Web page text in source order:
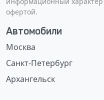
офертой.
Автомобили
Москва
Санкт-Петербург
Архангельск